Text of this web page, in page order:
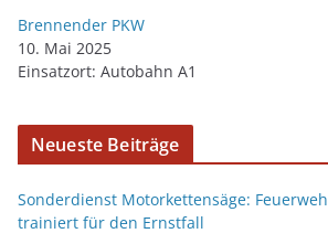
Brennender PKW
10. Mai 2025
Einsatzort: Autobahn A1
Neueste Beiträge
Sonderdienst Motorkettensäge:
trainiert für den Ernstfall